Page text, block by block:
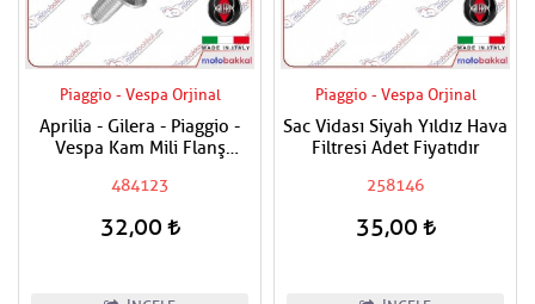
Piaggio - Vespa Orjinal
Aprilia - Gilera - Piaggio -
Vespa Kam Mili Flanş
484123
32,00
Piaggio - Vespa Orjinal
Sac Vidası Siyah Yıldız Hava
Filtresi Adet Fiyatıdır
258146
35,00